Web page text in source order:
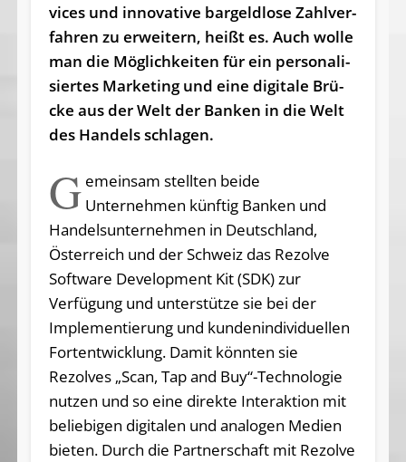
vices und in­no­va­ti­ve bar­geld­lo­se Zahl­ver­
fah­ren zu er­wei­tern, hei­ßt es. Auch wolle
man die Mög­lich­kei­ten für ein per­so­na­li­
sier­tes Mar­ke­ting und ei­ne di­gi­ta­le Brü­
cke aus der Welt der Ban­ken in die Welt
des Han­dels schla­gen.
G emeinsam stellten beide
Unternehmen künftig Banken und
Handelsunternehmen in Deutschland,
Österreich und der Schweiz das Rezolve
Software Development Kit (SDK) zur
Verfügung und unterstütze sie bei der
Implementierung und kundenindividuellen
Fortentwicklung. Damit könnten sie
Rezolves „Scan, Tap and Buy“-Technologie
nutzen und so eine direkte Interaktion mit
beliebigen digitalen und analogen Medien
bieten. Durch die Partnerschaft mit Rezolve